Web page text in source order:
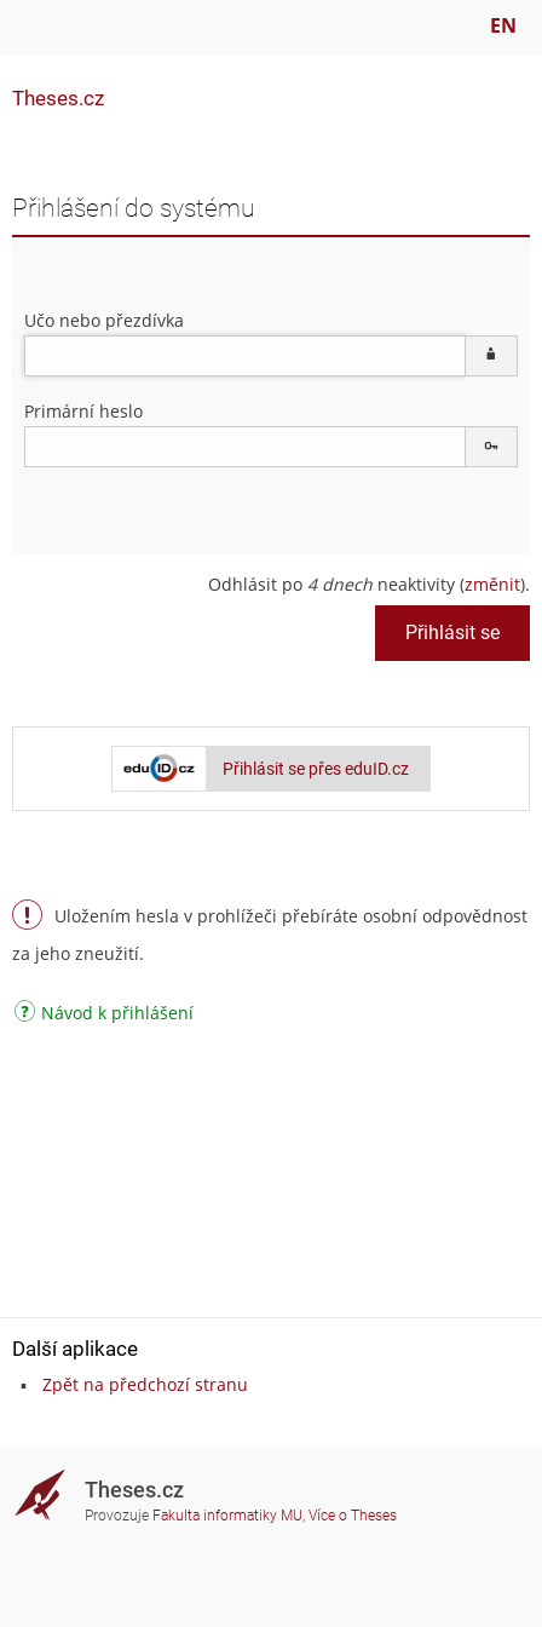
EN
Theses.cz
Přihlášení do systému
Učo nebo přezdívka
Primární heslo
Odhlásit po 4 dnech neaktivity (změnit).
Přihlásit se přes eduID.cz
Uložením hesla v prohlížeči přebíráte osobní odpovědnost
za jeho zneužití.
Návod k přihlášení
Další aplikace
Zpět na předchozí stranu
Theses.cz
Provozuje Fakulta informatiky MU, Více o Theses